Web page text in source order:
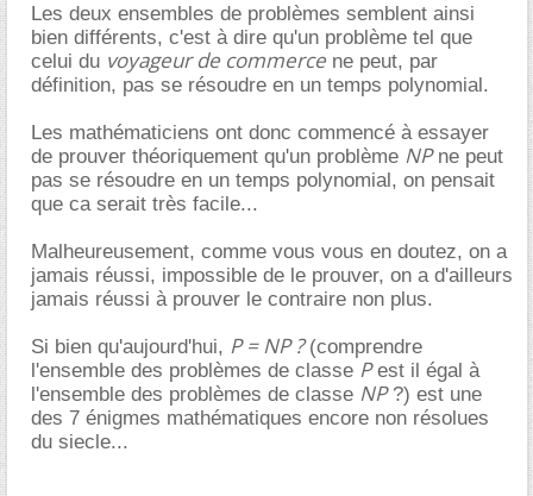
Les deux ensembles de problèmes semblent ainsi
bien différents, c'est à dire qu'un problème tel que
celui du voyageur de commerce ne peut, par
définition, pas se résoudre en un temps polynomial.
Les mathématiciens ont donc commencé à essayer
de prouver théoriquement qu'un problème NPne peut
pas se résoudre en un temps polynomial, on pensait
que ca serait très facile...
Malheureusement, comme vous vous en doutez, on a
jamais réussi, impossible de le prouver, on a d'ailleurs
jamais réussi à prouver le contraire non plus.
Si bien qu'aujourd'hui, P = NP ?(comprendre
l'ensemble des problèmes de classe Pest il égal à
l'ensemble des problèmes de classe NP?) est une
des 7 énigmes mathématiques encore non résolues
du siecle...